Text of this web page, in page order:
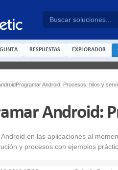
RESPUESTAS EXPLORADOR
Programar Android: Procesos, hilos y
Android:
en las aplicaciones al
y procesos con ejemplos